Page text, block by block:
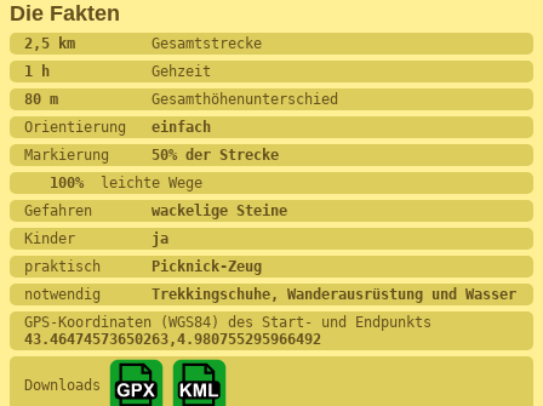
Die Fakten
2,5 km Gesamtstrecke
1 h Gehzeit
80 m Gesamthöhenunterschied
Orientierung einfach
Markierung 50% der Strecke
   100%
  leichte Wege
Gefahren wackelige Steine
Kinder ja
praktisch
Picknick-Zeug
notwendig Trekkingschuhe, Wanderausrüstung und Wasser
GPS-Koordinaten (WGS84) des Start- und Endpunkts
43.46474573650263,4.980755295966492
Downloads